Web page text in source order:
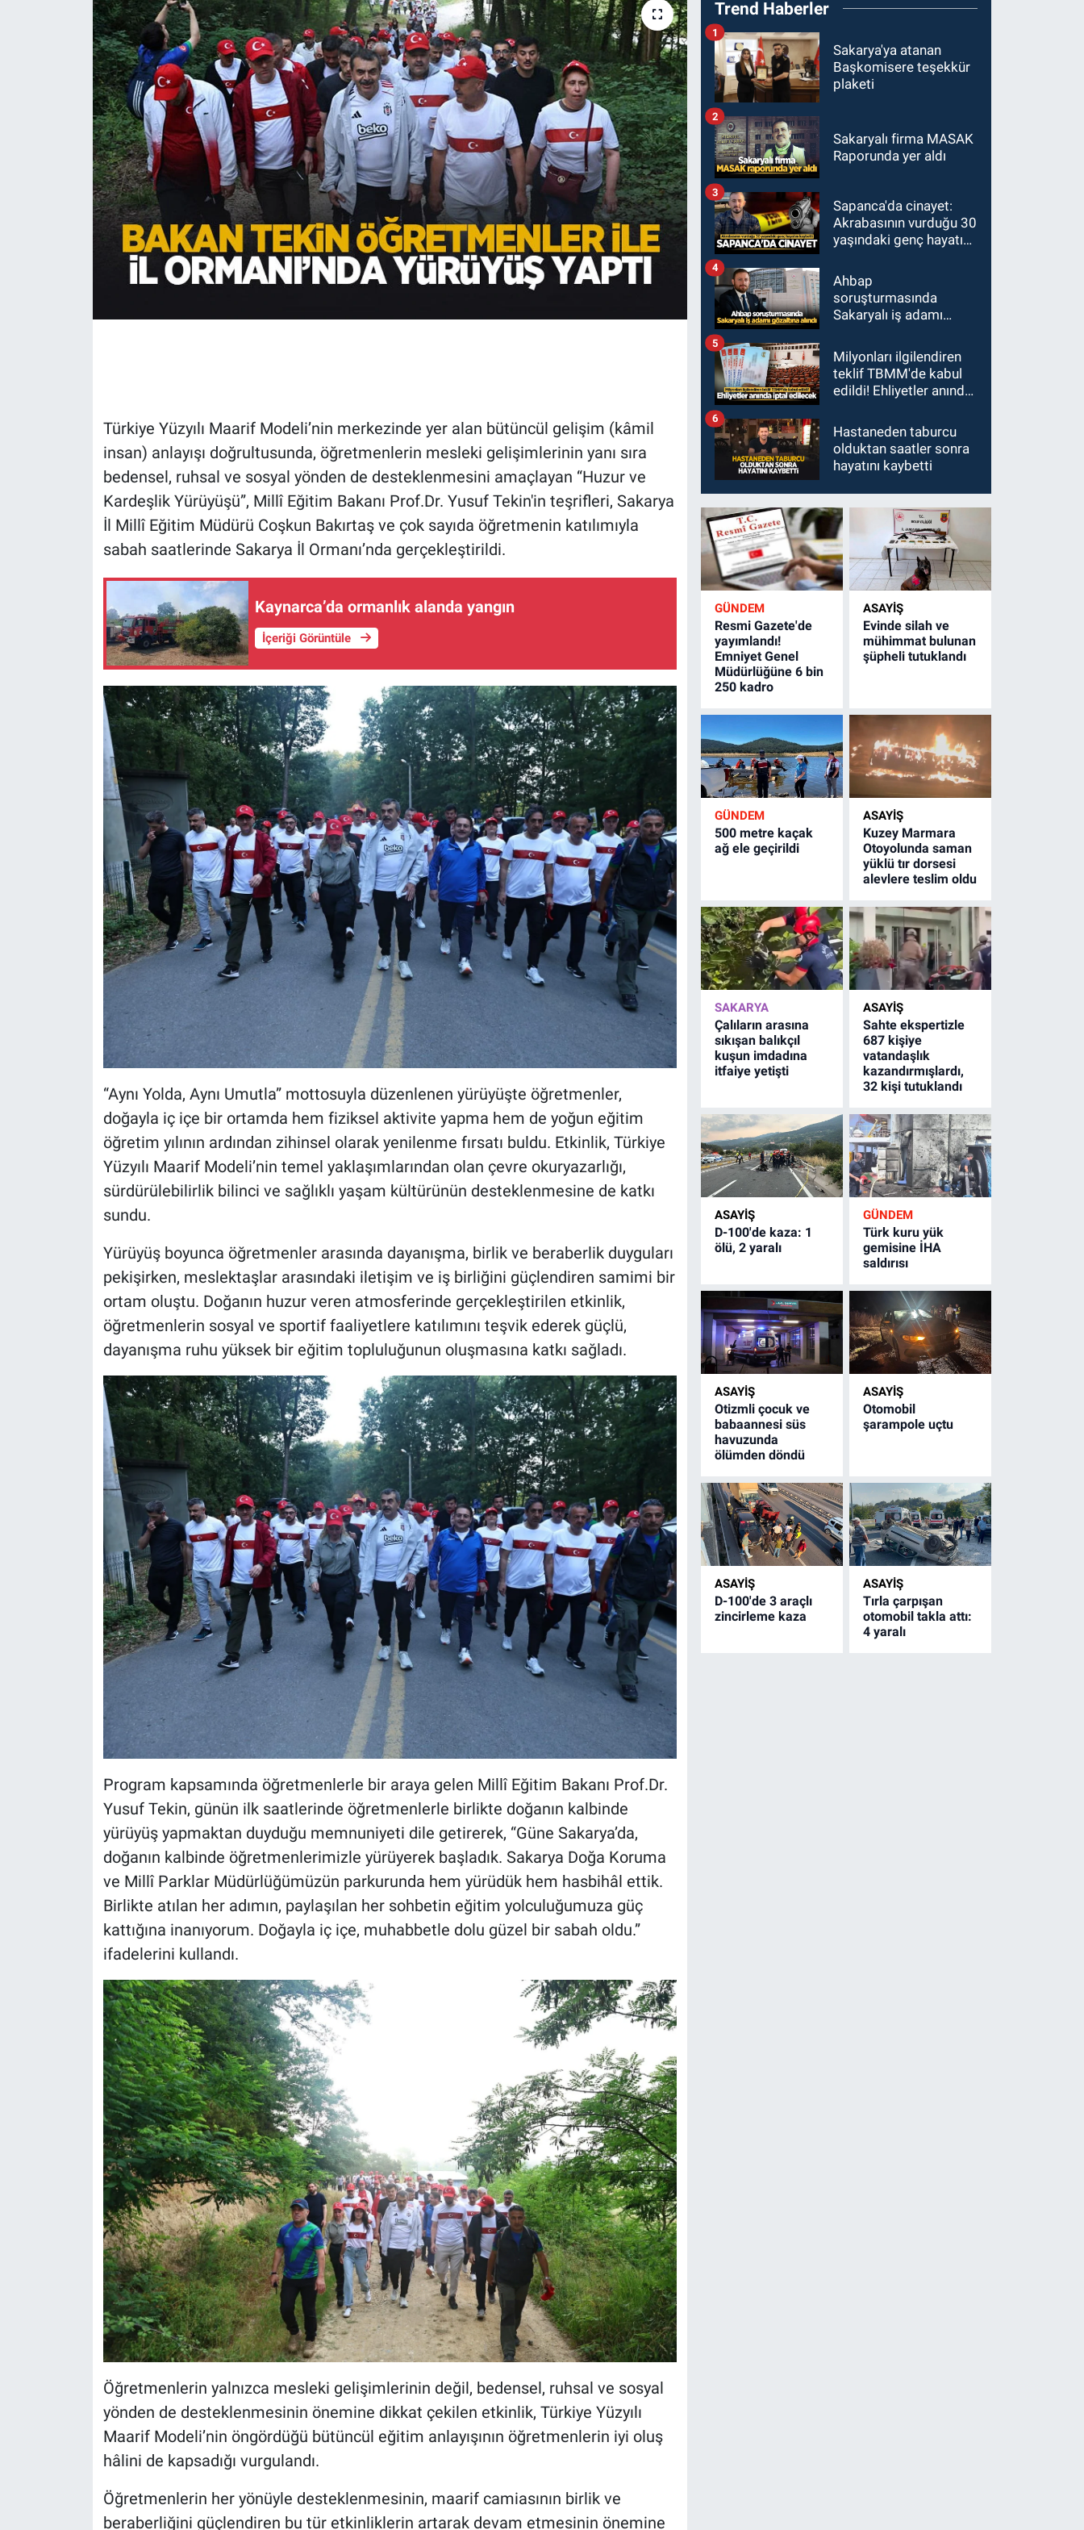
Türkiye Yüzyılı Maarif Modeli’nin merkezinde yer alan bütüncül gelişim (kâmil
insan) anlayışı doğrultusunda, öğretmenlerin mesleki gelişimlerinin yanı sıra
bedensel, ruhsal ve sosyal yönden de desteklenmesini amaçlayan “Huzur ve
Kardeşlik Yürüyüşü”, Millî Eğitim Bakanı Prof.Dr. Yusuf Tekin'in teşrifleri, Sakarya
İl Millî Eğitim Müdürü Coşkun Bakırtaş ve çok sayıda öğretmenin katılımıyla
sabah saatlerinde Sakarya İl Ormanı’nda gerçekleştirildi.
Kaynarca’da ormanlık alanda yangın
İçeriği Görüntüle
“Aynı Yolda, Aynı Umutla” mottosuyla düzenlenen yürüyüşte öğretmenler,
doğayla iç içe bir ortamda hem fiziksel aktivite yapma hem de yoğun eğitim
öğretim yılının ardından zihinsel olarak yenilenme fırsatı buldu. Etkinlik, Türkiye
Yüzyılı Maarif Modeli’nin temel yaklaşımlarından olan çevre okuryazarlığı,
sürdürülebilirlik bilinci ve sağlıklı yaşam kültürünün desteklenmesine de katkı
sundu.
Yürüyüş boyunca öğretmenler arasında dayanışma, birlik ve beraberlik duyguları
pekişirken, meslektaşlar arasındaki iletişim ve iş birliğini güçlendiren samimi bir
ortam oluştu. Doğanın huzur veren atmosferinde gerçekleştirilen etkinlik,
öğretmenlerin sosyal ve sportif faaliyetlere katılımını teşvik ederek güçlü,
dayanışma ruhu yüksek bir eğitim topluluğunun oluşmasına katkı sağladı.
Program kapsamında öğretmenlerle bir araya gelen Millî Eğitim Bakanı Prof.Dr.
Yusuf Tekin, günün ilk saatlerinde öğretmenlerle birlikte doğanın kalbinde
yürüyüş yapmaktan duyduğu memnuniyeti dile getirerek, “Güne Sakarya’da,
doğanın kalbinde öğretmenlerimizle yürüyerek başladık. Sakarya Doğa Koruma
ve Millî Parklar Müdürlüğümüzün parkurunda hem yürüdük hem hasbihâl ettik.
Birlikte atılan her adımın, paylaşılan her sohbetin eğitim yolculuğumuza güç
kattığına inanıyorum. Doğayla iç içe, muhabbetle dolu güzel bir sabah oldu.”
ifadelerini kullandı.
Öğretmenlerin yalnızca mesleki gelişimlerinin değil, bedensel, ruhsal ve sosyal
yönden de desteklenmesinin önemine dikkat çekilen etkinlik, Türkiye Yüzyılı
Maarif Modeli’nin öngördüğü bütüncül eğitim anlayışının öğretmenlerin iyi oluş
hâlini de kapsadığı vurgulandı.
Öğretmenlerin her yönüyle desteklenmesinin, maarif camiasının birlik ve
beraberliğini güçlendiren bu tür etkinliklerin artarak devam etmesinin önemine
Trend Haberler
Sakarya'ya atanan
Başkomisere teşekkür
plaketi
1
Sakaryalı firma MASAK
Raporunda yer aldı
2
Sapanca'da cinayet:
Akrabasının vurduğu 30
yaşındaki genç hayatını
3
Ahbap
soruşturmasında
Sakaryalı iş adamı
4
Milyonları ilgilendiren
teklif TBMM'de kabul
edildi! Ehliyetler anında
5
Hastaneden taburcu
olduktan saatler sonra
hayatını kaybetti
6
GÜNDEM
Resmi Gazete'de
yayımlandı!
Emniyet Genel
Müdürlüğüne 6 bin
250 kadro
ASAYİŞ
Evinde silah ve
mühimmat bulunan
şüpheli tutuklandı
GÜNDEM
500 metre kaçak
ağ ele geçirildi
ASAYİŞ
Kuzey Marmara
Otoyolunda saman
yüklü tır dorsesi
alevlere teslim oldu
SAKARYA
Çalıların arasına
sıkışan balıkçıl
kuşun imdadına
itfaiye yetişti
ASAYİŞ
Sahte ekspertizle
687 kişiye
vatandaşlık
kazandırmışlardı,
32 kişi tutuklandı
ASAYİŞ
D-100'de kaza: 1
ölü, 2 yaralı
GÜNDEM
Türk kuru yük
gemisine İHA
saldırısı
ASAYİŞ
Otizmli çocuk ve
babaannesi süs
havuzunda
ölümden döndü
ASAYİŞ
Otomobil
şarampole uçtu
ASAYİŞ
D-100'de 3 araçlı
zincirleme kaza
ASAYİŞ
Tırla çarpışan
otomobil takla attı:
4 yaralı
EĞİTİM
MAGAZİN
ÖZEL HABER
HALK54 PANORAMA